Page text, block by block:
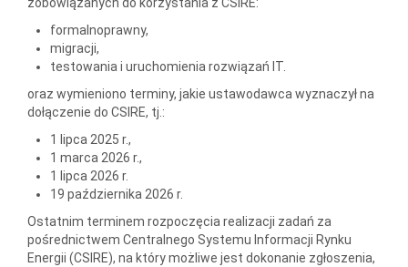
formalnoprawny,
migracji,
testowania i uruchomienia rozwiązań IT.
oraz wymieniono terminy, jakie ustawodawca wyznaczył na
dołączenie do CSIRE, tj.:
1 lipca 2025 r.,
1 marca 2026 r.,
1 lipca 2026 r.
19 października 2026 r.
Ostatnim terminem rozpoczęcia realizacji zadań za
pośrednictwem Centralnego Systemu Informacji Rynku
Energii (CSIRE), na który możliwe jest dokonanie zgłoszenia,